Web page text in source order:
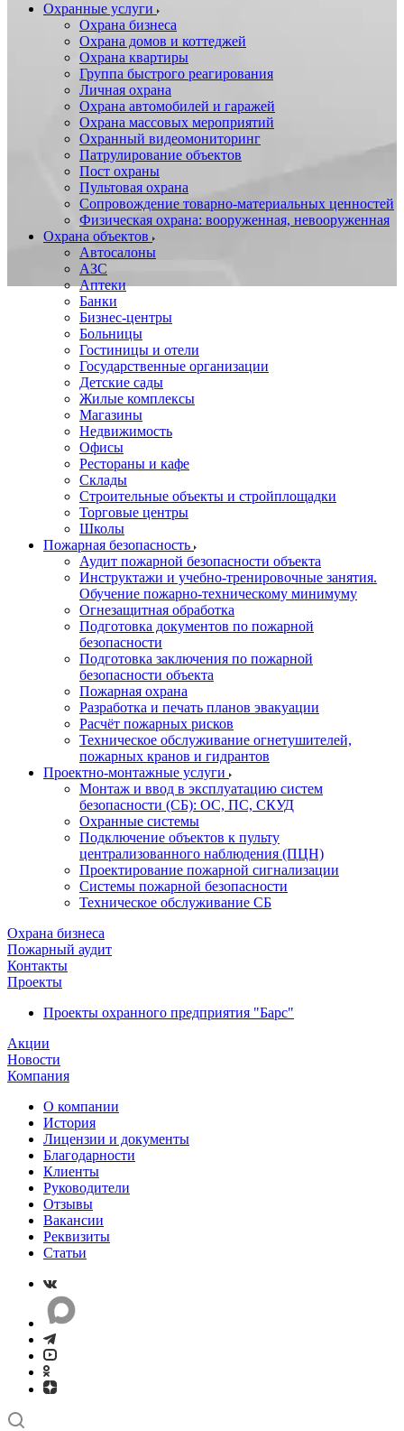
Охранные услуги
Охрана бизнеса
Охрана домов и коттеджей
Охрана квартиры
Группа быстрого реагирования
Личная охрана
Охрана автомобилей и гаражей
Охрана массовых мероприятий
Охранный видеомониторинг
Патрулирование объектов
Пост охраны
Пультовая охрана
Сопровождение товарно-материальных ценностей
Физическая охрана: вооруженная, невооруженная
Охрана объектов
Автосалоны
АЗС
Аптеки
Банки
Бизнес-центры
Больницы
Гостиницы и отели
Государственные организации
Детские сады
Жилые комплексы
Магазины
Недвижимость
Офисы
Рестораны и кафе
Склады
Строительные объекты и стройплощадки
Торговые центры
Школы
Пожарная безопасность
Аудит пожарной безопасности объекта
Инструктажи и учебно-тренировочные занятия.
Обучение пожарно-техническому минимуму
Огнезащитная обработка
Подготовка документов по пожарной
безопасности
Подготовка заключения по пожарной
безопасности объекта
Пожарная охрана
Разработка и печать планов эвакуации
Расчёт пожарных рисков
Техническое обслуживание огнетушителей,
пожарных кранов и гидрантов
Проектно-монтажные услуги
Монтаж и ввод в эксплуатацию систем
безопасности (СБ): ОС, ПС, СКУД
Охранные системы
Подключение объектов к пульту
централизованного наблюдения (ПЦН)
Проектирование пожарной сигнализации
Системы пожарной безопасности
Техническое обслуживание СБ
Охрана бизнеса
Пожарный аудит
Контакты
Проекты
Проекты охранного предприятия "Барс"
Акции
Новости
Компания
О компании
История
Лицензии и документы
Благодарности
Клиенты
Руководители
Отзывы
Вакансии
Реквизиты
Статьи